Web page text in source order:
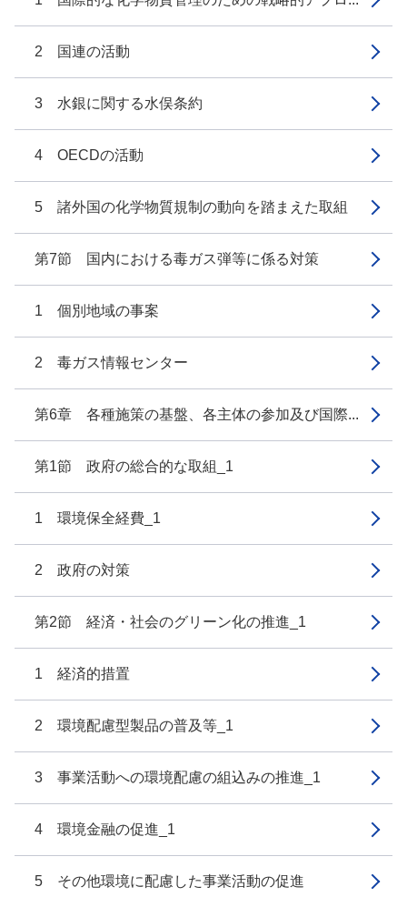
2 国連の活動
3 水銀に関する水俣条約
4 OECDの活動
5 諸外国の化学物質規制の動向を踏まえた取組
第7節 国内における毒ガス弾等に係る対策
1 個別地域の事案
2 毒ガス情報センター
第6章 各種施策の基盤、各主体の参加及び国際...
第1節 政府の総合的な取組_1
1 環境保全経費_1
2 政府の対策
第2節 経済・社会のグリーン化の推進_1
1 経済的措置
2 環境配慮型製品の普及等_1
3 事業活動への環境配慮の組込みの推進_1
4 環境金融の促進_1
5 その他環境に配慮した事業活動の促進